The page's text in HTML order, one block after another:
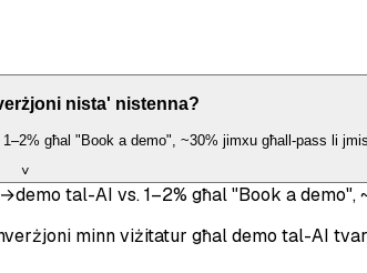
nista' nistenna?
għal "Book a demo", ~30% jimxu għall-pass li
˅
tal-AI vs. 1–2% għal "Book a demo",
minn viżitatur għal demo tal-AI